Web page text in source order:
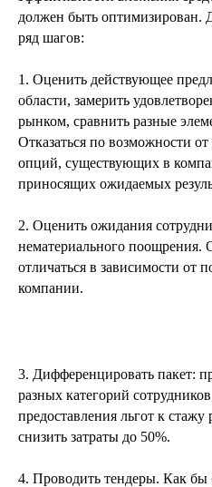
должен быть оптимизирован.
ряд шагов:
1. Оценить действующее
области, замерить
рынком, сравнить разные
Отказаться по возможности
опций, существующих в
приносящих ожидаемых
2. Оценить ожидания
нематериального поощрения.
отличаться в зависимости от
компании.
3. Дифференцировать пакет:
разных категорий
предоставления льгот к
снизить затраты до 50%.
4. Проводить тендеры. Как бы